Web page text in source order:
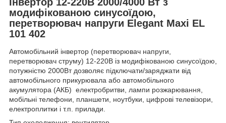
модифікованою синусоїдою,
перетворювач напруги Elegant Maxi EL
101 402
Автомобільний інвертор (перетворювач напруги,
перетворювач струму) 12-220В із модифікованою синусоїдою,
потужністю 2000Вт дозволяє підключати/заряджати від
автомобільного прикурювала або автомобільного
акумулятора (АКБ) електробритви, лампи розжарювання,
мобільні телефони, планшети, ноутбуки, цифрові телевізори,
електроплитки і т.п. прилади.